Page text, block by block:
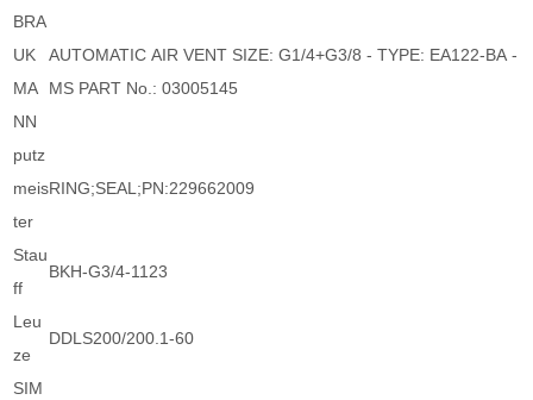
BRA
UK
MA
NN
AUTOMATIC AIR VENT SIZE: G1/4+G3/8 - TYPE: EA122-BA -
MS PART No.: 03005145
putz
meis
ter
RING;SEAL;PN:229662009
Stau
ff
BKH-G3/4-1123
Leu
ze
DDLS200/200.1-60
SIM